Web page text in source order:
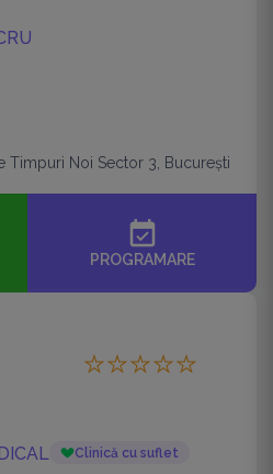
Timpuri Noi Sector 3, București
event_available
PROGRAMARE
Clinică cu suflet